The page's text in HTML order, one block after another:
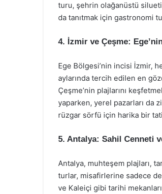
turu, şehrin olağanüstü
da tanıtmak için gastronomi
4. İzmir ve Çeşme:
Ege Bölgesi’nin incisi İzmir,
aylarında tercih edilen en
Çeşme’nin plajlarını
yaparken, yerel pazarları da
rüzgar sörfü için harika bir
5. Antalya: Sahil Cenneti
Antalya, muhteşem plajları,
turlar, misafirlerine sadece
ve Kaleiçi gibi tarihi